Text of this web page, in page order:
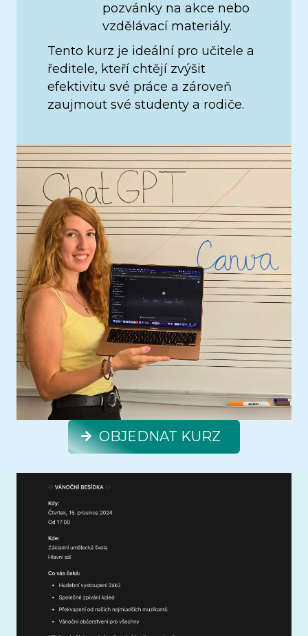
pozvánky na akce nebo
vzdělávací materiály.
Tento kurz je ideální pro učitele a
ředitele, kteří chtějí zvýšit
efektivitu své práce a zároveň
zaujmout své studenty a rodiče.
OBJEDNAT KURZ